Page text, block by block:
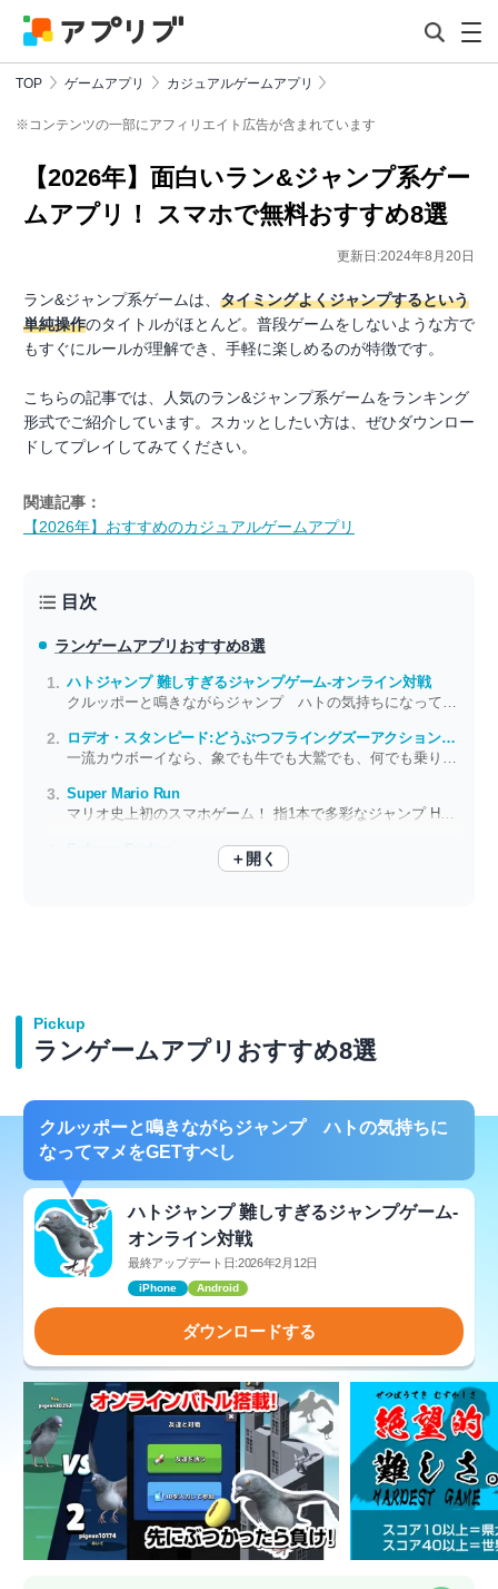
TOP ゲームアプリ カジュアルゲームアプリ
※コンテンツの一部にアフィリエイト広告が含まれています
【2026年】面白いラン&ジャンプ系ゲー
ムアプリ！ スマホで無料おすすめ8選
更新日:2024年8月20日
ラン&ジャンプ系ゲームは、 タイミングよくジャンプするという
単純操作のタイトルがほとんど。普段ゲームをしないような方で
もすぐにルールが理解でき、手軽に楽しめるのが特徴です。
こちらの記事では、人気のラン&ジャンプ系ゲームをランキング
形式でご紹介しています。スカッとしたい方は、ぜひダウンロー
ドしてプレイしてみてください。
関連記事：
【2026年】おすすめのカジュアルゲームアプリ
目次
ランゲームアプリ おすすめ8選
ハトジャンプ 難しすぎるジャンプゲーム-オンライン対戦
クルッポーと鳴きながらジャンプ ハトの気持ちになってマメをGETすべし
ロデオ・スタンピード:どうぶつフライングズーアクションゲーム
一流カウボーイなら、象でも牛でも大鷲でも、何でも乗りこなせるんだゼ！
Super Mario Run
マリオ史上初のスマホゲーム！ 指1本で多彩なジャンプ Here we go!!
＋開く
Pickup
ランゲームアプリおすすめ8選
クルッポーと鳴きながらジャンプ ハトの気持ちに
なってマメをGETすべし
ハトジャンプ 難しすぎるジャンプゲーム-
オンライン対戦
最終アップデート日:2026年2月12日
iPhone Android
ダウンロードする